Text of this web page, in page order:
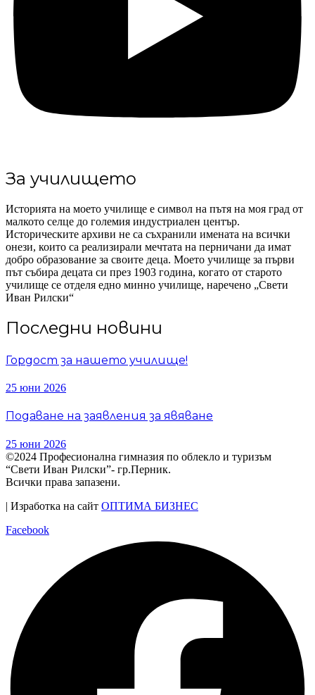
За училището
Историята на моето училище е символ на пътя на моя град от
малкото селце до големия индустриален център.
Историческите архиви не са съхранили имената на всички
онези, които са реализирали мечтата на перничани да имат
добро образование за своите деца. Моето училище за първи
път събира децата си през 1903 година, когато от старото
училище се отделя едно минно училище, наречено „Свети
Иван Рилски“
Последни новини
Гордост за нашето училище!
25 юни 2026
Подаване на заявления за явяване
25 юни 2026
©2024 Професионална гимназия по облекло и туризъм
“Свети Иван Рилски”- гр.Перник.
Всички права запазени.
| Изработка на сайт ОПТИМА БИЗНЕС
Facebook